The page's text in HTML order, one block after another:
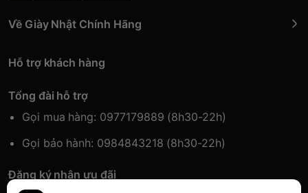
Về Giày Nhật Chính Hãng
Hỗ trợ khách hàng
Tổng đài hỗ trợ
Gọi mua hàng: 0977179889 (8h30-22h)
Gọi bảo hành: 0984843218 (8h30-22h)
Đăng ký nhận ưu đãi
Đăng kí để nhận thông tin ưu đãi sớm nhất.